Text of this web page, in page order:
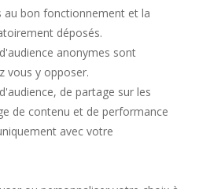
au bon fonctionnement et la
déposés.
anonymes sont
vous y opposer.
de partage sur les
de contenu et de performance
avec votre